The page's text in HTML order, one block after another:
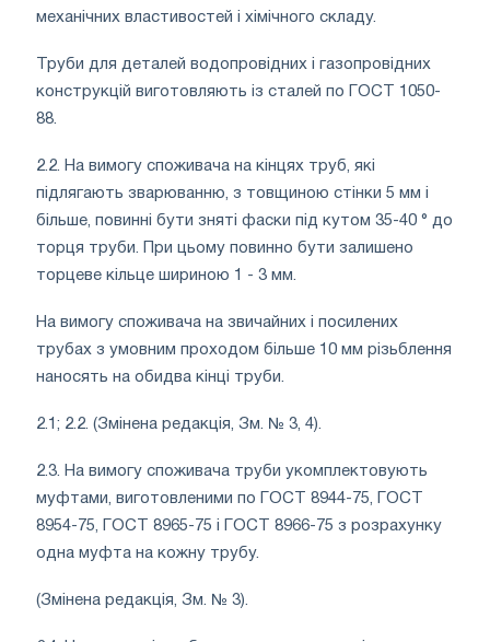
механічних властивостей і хімічного складу.
Труби для деталей водопровідних і газопровідних
конструкцій виготовляють із сталей по ГОСТ 1050-
88.
2.2. На вимогу споживача на кінцях труб, які
підлягають зварюванню, з товщиною стінки 5 мм і
більше, повинні бути зняті фаски під кутом 35-40 ° до
торця труби. При цьому повинно бути залишено
торцеве кільце шириною 1 - 3 мм.
На вимогу споживача на звичайних і посилених
трубах з умовним проходом більше 10 мм різьблення
наносять на обидва кінці труби.
2.1; 2.2. (Змінена редакція, Зм. № 3, 4).
2.3. На вимогу споживача труби укомплектовують
муфтами, виготовленими по ГОСТ 8944-75, ГОСТ
8954-75, ГОСТ 8965-75 і ГОСТ 8966-75 з розрахунку
одна муфта на кожну трубу.
(Змінена редакція, Зм. № 3).